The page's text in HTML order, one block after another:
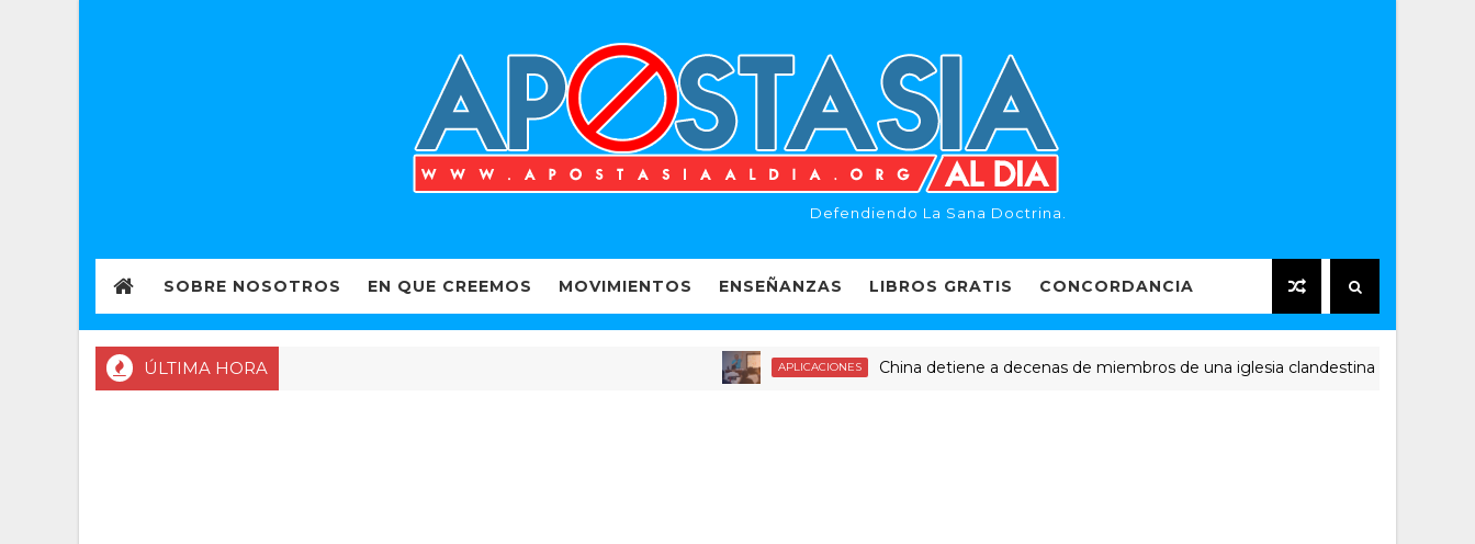
Defendiendo La Sana Doctrina.
SOBRE NOSOTROS EN QUE CREEMOS MOVIMIENTOS ENSEÑANZAS LIBROS GRATIS CONCORDANCIA
ÚLTIMA HORA APLICACIONES China detiene a decenas de miembros de una iglesia clandestina